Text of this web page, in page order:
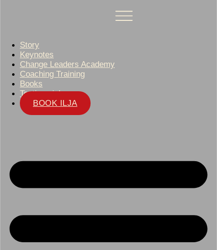
Story
Keynotes
Change Leaders Academy
Coaching Training
Books
Testimonials
BOOK ILJA